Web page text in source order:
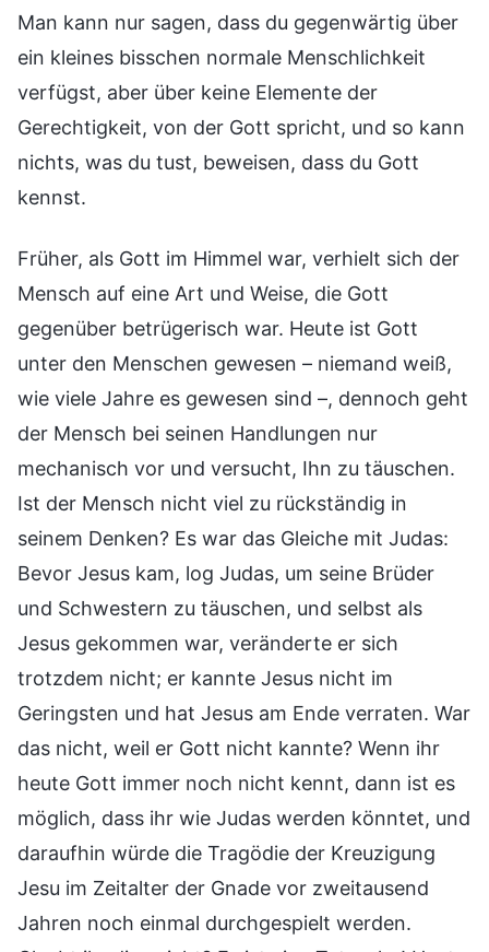
Man kann nur sagen, dass du gegenwärtig über
ein kleines bisschen normale Menschlichkeit
verfügst, aber über keine Elemente der
Gerechtigkeit, von der Gott spricht, und so kann
nichts, was du tust, beweisen, dass du Gott
kennst.
Früher, als Gott im Himmel war, verhielt sich der
Mensch auf eine Art und Weise, die Gott
gegenüber betrügerisch war. Heute ist Gott
unter den Menschen gewesen – niemand weiß,
wie viele Jahre es gewesen sind –, dennoch geht
der Mensch bei seinen Handlungen nur
mechanisch vor und versucht, Ihn zu täuschen.
Ist der Mensch nicht viel zu rückständig in
seinem Denken? Es war das Gleiche mit Judas:
Bevor Jesus kam, log Judas, um seine Brüder
und Schwestern zu täuschen, und selbst als
Jesus gekommen war, veränderte er sich
trotzdem nicht; er kannte Jesus nicht im
Geringsten und hat Jesus am Ende verraten. War
das nicht, weil er Gott nicht kannte? Wenn ihr
heute Gott immer noch nicht kennt, dann ist es
möglich, dass ihr wie Judas werden könntet, und
daraufhin würde die Tragödie der Kreuzigung
Jesu im Zeitalter der Gnade vor zweitausend
Jahren noch einmal durchgespielt werden.